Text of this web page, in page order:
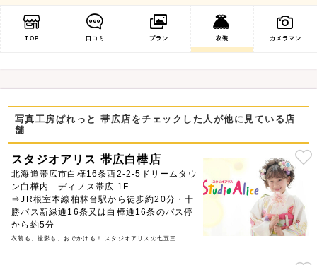
TOP 口コミ プラン 衣装 カメラマン
写真工房ぱれっと 帯広店をチェックした人が他に見ている店
舗
スタジオアリス 帯広白樺店
北海道帯広市白樺16条西2-2-5ドリームタウ
ン白樺内 ディノス帯広 1F
⇒JR根室本線柏林台駅から徒歩約20分・十
勝バス新緑通16条又は白樺通16条のバス停
から約5分
衣装も、撮影も、おでかけも！ スタジオアリスの七五三